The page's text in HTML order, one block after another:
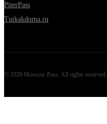
PiterPass
Tutkakdoma.ru
© 2026 Moscow Pass. All rights reserved.